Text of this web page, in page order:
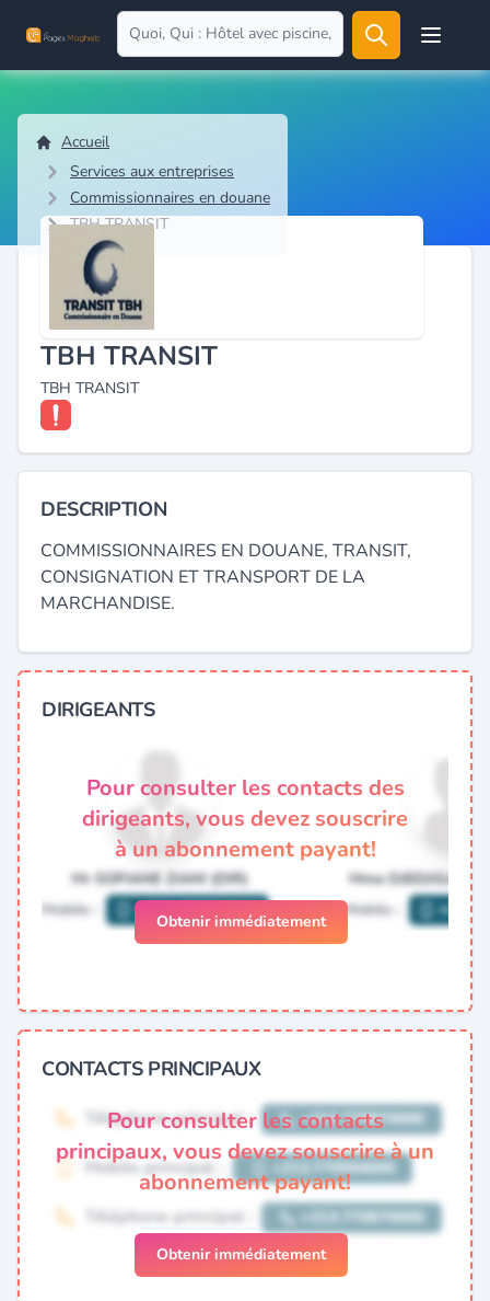
Open
Accueil
Services aux entreprises
Commissionnaires en douane
TBH TRANSIT
TBH TRANSIT
TBH TRANSIT
DESCRIPTION
COMMISSIONNAIRES EN DOUANE, TRANSIT,
CONSIGNATION ET TRANSPORT DE LA
MARCHANDISE.
DIRIGEANTS
Pour consulter les contacts des
dirigeants, vous devez souscrire
à un abonnement payant!
Obtenir immédiatement
CONTACTS PRINCIPAUX
Pour consulter les contacts
principaux, vous devez souscrire à un
abonnement payant!
Obtenir immédiatement